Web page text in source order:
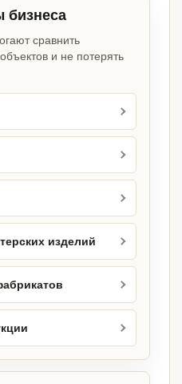
бизнеса
сравнить
и не потерять
изделий